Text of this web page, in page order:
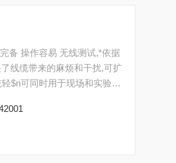
线缆带来的麻烦和干扰,可扩
$n可同时用于现场和实验